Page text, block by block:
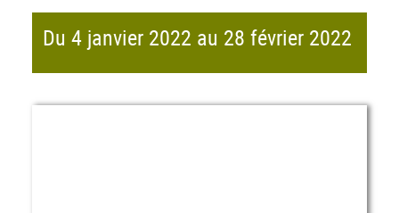
Du 4 janvier 2022 au 28 février 2022